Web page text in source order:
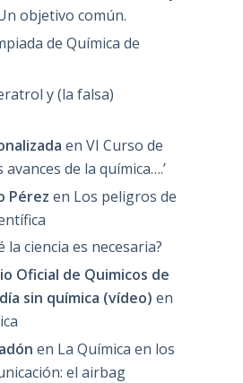
objetivo común.
de Química de
y (la falsa)
en VI Curso de
avances de la química….’
Pérez en Los peligros de
la ciencia es necesaria?
Oficial de Quimicos de
sin química (vídeo) en
en La Química en los
el airbag